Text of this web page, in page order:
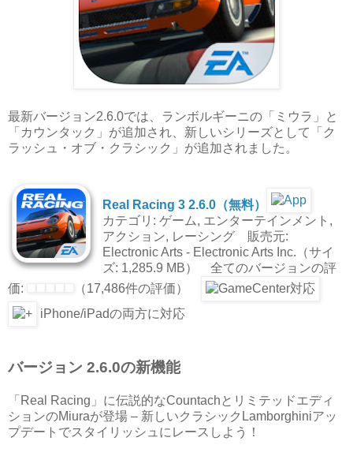
最新バージョン2.6.0では、ランボルギーニの「ミウラ」と
「カウンタック」が追加され、新しいシリーズとして「ク
ラッシュ・オブ・クラシック」が追加されました。
Real Racing 3 2.6.0（無料）
カテゴリ: ゲーム, エンターテインメント,
アクション, レーシング 販売元:
Electronic Arts - Electronic Arts Inc.（サイ
ズ: 1,285.9 MB） 全てのバージョンの評
価:
（17,486件の評価）
iPhone/iPadの両方に対応
バージョン 2.6.0の新機能
「Real Racing」に伝説的なCountachとリミテッドエディ
ションのMiuraが登場 – 新しいクラシックLamborghiniアッ
プデートでスタイリッシュにレースしよう！